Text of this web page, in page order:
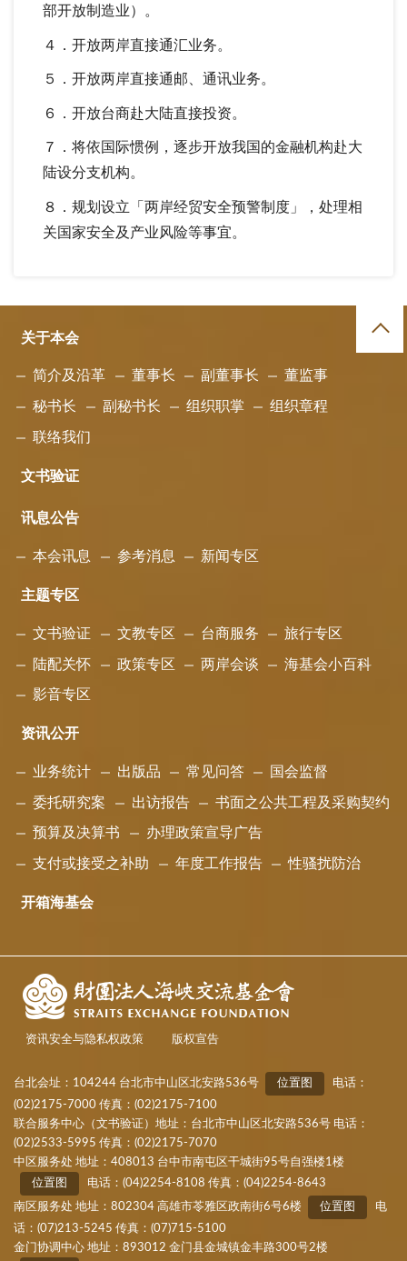
部开放制造业）。
４．开放两岸直接通汇业务。
５．开放两岸直接通邮、通讯业务。
６．开放台商赴大陆直接投资。
７．将依国际惯例，逐步开放我国的金融机构赴大
陆设分支机构。
８．规划设立「两岸经贸安全预警制度」，处理相
关国家安全及产业风险等事宜。
关于本会
简介及沿革 董事长 副董事长 董监事
秘书长 副秘书长 组织职掌 组织章程
联络我们
文书验证
讯息公告
本会讯息 参考消息 新闻专区
主题专区
文书验证 文教专区 台商服务 旅行专区
陆配关怀 政策专区 两岸会谈 海基会小百科
影音专区
资讯公开
业务统计 出版品 常见问答 国会监督
委托研究案 出访报告 书面之公共工程及采购契约
预算及决算书 办理政策宣导广告
支付或接受之补助 年度工作报告 性骚扰防治
开箱海基会
资讯安全与隐私权政策 版权宣告
台北会址：104244 台北市中山区北安路536号 位置图
电话：
(02)2175-7000 传真：(02)2175-7100
联合服务中心（文书验证）地址：台北市中山区北安路536号 电话：
(02)2533-5995 传真：(02)2175-7070
中区服务处 地址：408013 台中市南屯区干城街95号自强楼1楼
位置图
电话：(04)2254-8108 传真：(04)2254-8643
南区服务处 地址：802304 高雄市苓雅区政南街6号6楼
位置图
电
话：(07)213-5245 传真：(07)715-5100
金门协调中心 地址：893012 金门县金城镇金丰路300号2楼